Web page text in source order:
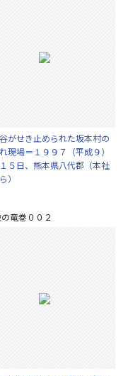
がせき止められた坂本村の
現場＝１９９７（平成９）
５日、熊本県八代郡（本社
）
竜巻００２